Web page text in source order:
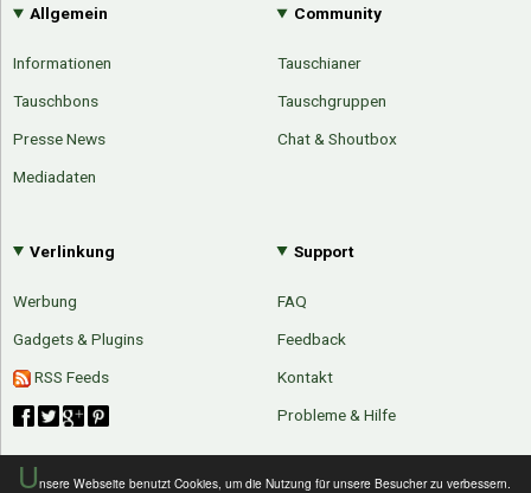
Unsere Webseite benutzt Cookies, um die Nutzung für unsere Besucher zu verbessern.
Allgemein
Informationen
Tauschbons
Presse News
Mediadaten
Community
Tauschianer
Tauschgruppen
Chat & Shoutbox
Verlinkung
Werbung
Gadgets & Plugins
RSS Feeds
Support
FAQ
Feedback
Kontakt
Probleme & Hilfe